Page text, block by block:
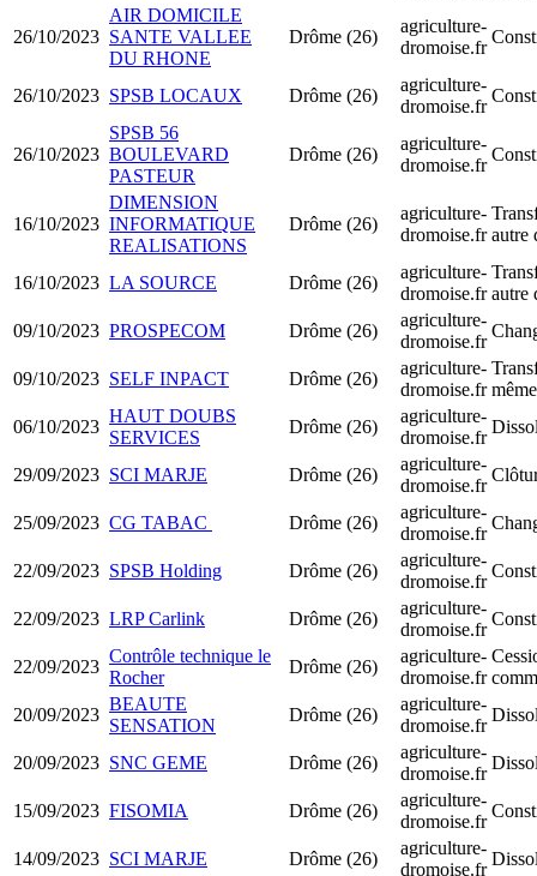
26/10/2023
AIR DOMICILE
SANTE VALLEE
DU RHONE
Drôme (26)
agriculture-
dromoise.fr
26/10/2023 SPSB LOCAUX Drôme (26)
agriculture-
dromoise.fr
26/10/2023
SPSB 56
BOULEVARD
PASTEUR
Drôme (26)
agriculture-
dromoise.fr
16/10/2023
DIMENSION
INFORMATIQUE
REALISATIONS
Drôme (26)
agriculture-
dromoise.fr autre
16/10/2023 LA SOURCE Drôme (26)
agriculture-
dromoise.fr autre
09/10/2023 PROSPECOM Drôme (26)
agriculture-
dromoise.fr
09/10/2023 SELF INPACT Drôme (26)
agriculture-
dromoise.fr
06/10/2023
HAUT DOUBS
SERVICES
Drôme (26)
agriculture-
dromoise.fr
29/09/2023 SCI MARJE Drôme (26)
agriculture-
dromoise.fr
25/09/2023 CG TABAC Drôme (26)
agriculture-
dromoise.fr
22/09/2023 SPSB Holding Drôme (26)
agriculture-
dromoise.fr
22/09/2023 LRP Carlink Drôme (26)
agriculture-
dromoise.fr
22/09/2023
Contrôle technique le
Rocher
Drôme (26)
agriculture-
dromoise.fr
20/09/2023
BEAUTE
SENSATION
Drôme (26)
agriculture-
dromoise.fr
20/09/2023 SNC GEME Drôme (26)
agriculture-
dromoise.fr
15/09/2023 FISOMIA Drôme (26)
agriculture-
dromoise.fr
14/09/2023 SCI MARJE Drôme (26)
agriculture-
dromoise.fr